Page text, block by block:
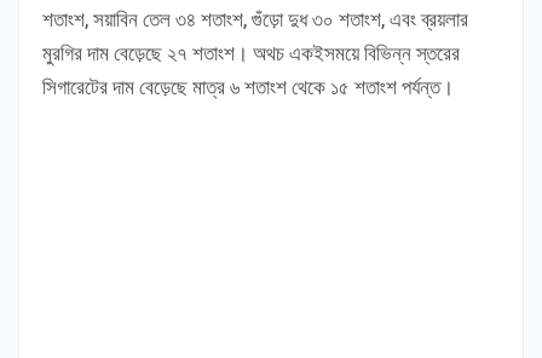
শতাংশ, সয়াবিন তেল ৩৪ শতাংশ, গুঁড়ো দুধ ৩০ শতাংশ, এবং ব্রয়লার
মুরগির দাম বেড়েছে ২৭ শতাংশ। অথচ একইসময়ে বিভিন্ন স্তরের
সিগারেটের দাম বেড়েছে মাত্র ৬ শতাংশ থেকে ১৫ শতাংশ পর্যন্ত।